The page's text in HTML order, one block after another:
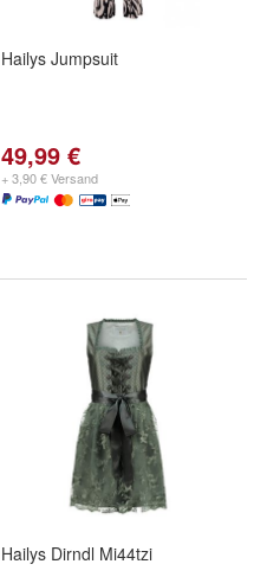
Hailys Jumpsuit
49,99 €
+ 3,90 € Versand
Hailys Dirndl Mi44tzi